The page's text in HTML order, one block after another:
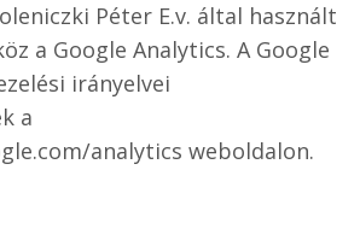
Péter E.v. által használt
a Google Analytics. A Google
irányelvei
a
analytics weboldalon.